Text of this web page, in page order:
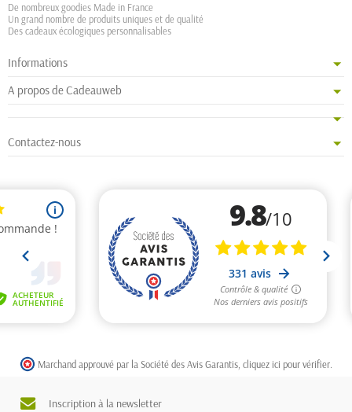
De nombreux goodies Made in France
Un grand nombre de produits uniques et de qualité
Des cadeaux écologiques personnalisables
Informations
A propos de Cadeauweb
Contactez-nous
Marchand approuvé par la Société des Avis Garantis, cliquez ici pour vérifier
Inscription à la newsletter